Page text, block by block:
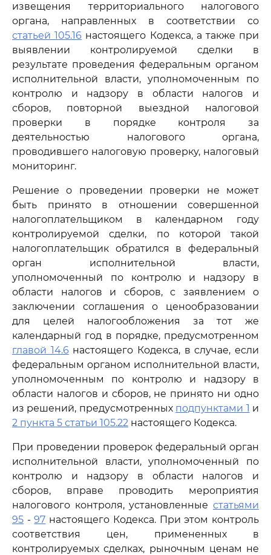
извещения территориального налогового
органа, направленных в соответствии со
статьей 105.16 настоящего Кодекса, а также при
выявлении контролируемой сделки в
результате проведения федеральным органом
исполнительной власти, уполномоченным по
контролю и надзору в области налогов и
сборов, повторной выездной налоговой
проверки в порядке контроля за
деятельностью налогового органа,
проводившего налоговую проверку, налоговый
мониторинг.
Решение о проведении проверки не может
быть принято в отношении совершенной
налогоплательщиком в календарном году
контролируемой сделки, по которой такой
налогоплательщик обратился в федеральный
орган исполнительной власти,
уполномоченный по контролю и надзору в
области налогов и сборов, с заявлением о
заключении соглашения о ценообразовании
для целей налогообложения за тот же
календарный год в порядке, предусмотренном
главой 14.6настоящего Кодекса, в случае, если
федеральным органом исполнительной власти,
уполномоченным по контролю и надзору в
области налогов и сборов, не принято ни одно
из решений, предусмотренных подпунктами 1 и
2 пункта 5 статьи 105.22 настоящего Кодекса.
При проведении проверок федеральный орган
исполнительной власти, уполномоченный по
контролю и надзору в области налогов и
сборов, вправе проводить мероприятия
налогового контроля, установленные статьями
95 -97 настоящего Кодекса. При этом контроль
соответствия цен, примененных в
контролируемых сделках, рыночным ценам не